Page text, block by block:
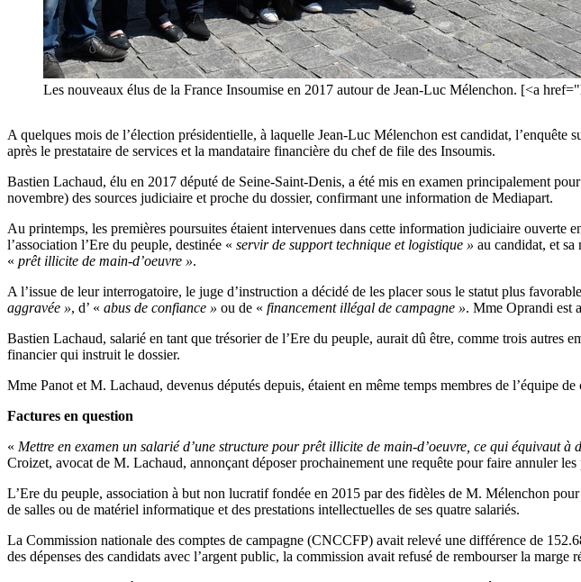
Les nouveaux élus de la France Insoumise en 2017 autour de Jean-Luc Mélenchon. [<a
A quelques mois de l’élection présidentielle, à laquelle Jean-Luc Mélenchon est candidat, l’enquête
après le prestataire de services et la mandataire financière du chef de file des Insoumis.
Bastien Lachaud, élu en 2017 député de Seine-Saint-Denis, a été mis en examen principalement
novembre) des sources judiciaire et proche du dossier, confirmant une information de Mediapart.
Au printemps, les premières poursuites étaient intervenues dans cette information judiciaire ouverte
l’association l’Ere du peuple, destinée « servir de support technique et logistique » au candidat, et
« prêt illicite de main-d’oeuvre ».
A l’issue de leur interrogatoire, le juge d’instruction a décidé de les placer sous le statut plus
aggravée », d’ « abus de confiance » ou de « financement illégal de campagne ». Mme Oprandi est
Bastien Lachaud, salarié en tant que trésorier de l’Ere du peuple, aurait dû être, comme trois
financier qui instruit le dossier.
Mme Panot et M. Lachaud, devenus députés depuis, étaient en même temps membres de l’équipe de
Factures en question
« Mettre en examen un salarié d’une structure pour prêt illicite de main-d’oeuvre, ce qui équivaut à
Croizet, avocat de M. Lachaud, annonçant déposer prochainement une requête pour faire annuler
L’Ere du peuple, association à but non lucratif fondée en 2015 par des fidèles de M. Mélenchon
de salles ou de matériel informatique et des prestations intellectuelles de ses quatre salariés.
La Commission nationale des comptes de campagne (CNCCFP) avait relevé une différence de
des dépenses des candidats avec l’argent public, la commission avait refusé de rembourser la marge